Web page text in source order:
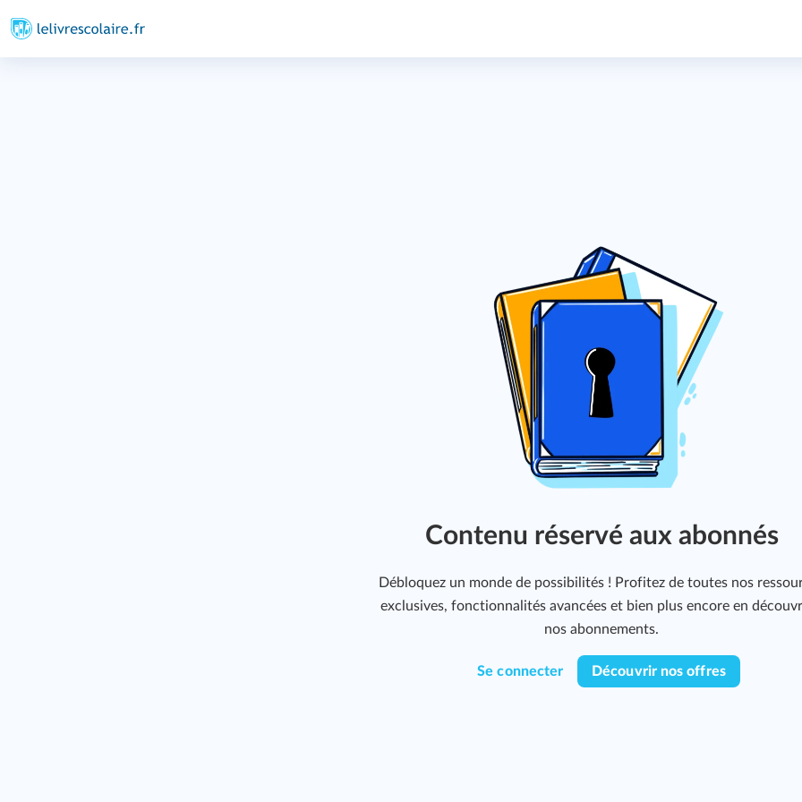
Contenu réservé aux abonnés
Débloquez un monde de possibilités ! Profitez de toutes nos
exclusives, fonctionnalités avancées et bien plus encore en
nos abonnements.
Se connecter Découvrir nos offres